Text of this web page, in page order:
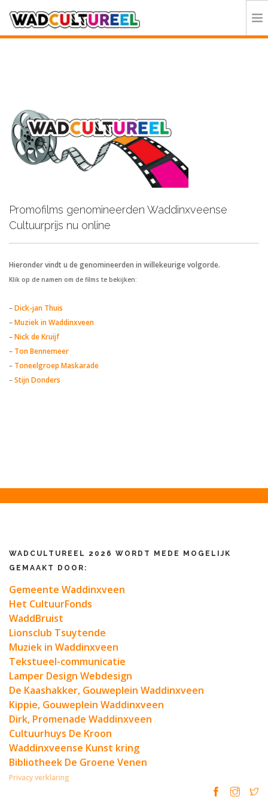
DOE MEE
CONTACT
ORGANISATIE
Promofilms genomineerden Waddinxveense
Cultuurprijs nu online
Hieronder vindt u de genomineerden in willekeurige volgorde.
Klik op de namen om de films te bekijken:
–Dick-jan Thuis
–Muziek in Waddinxveen
–Nick de Kruijf
– Ton Bennemeer
– Toneelgroep Maskarade
–Stijn Donders
WADCULTUREEL 2026 WORDT MEDE MOGELIJK
GEMAAKT DOOR:
Gemeente Waddinxveen
Het CultuurFonds
WaddBruist
Lionsclub Tsuytende
Muziek in Waddinxveen
Tekstueel-communicatie
Lamper Design Webdesign
De Kaashakker, Gouweplein Waddinxveen
Kippie, Gouweplein Waddinxveen
Dirk, Promenade Waddinxveen
Cultuurhuys De Kroon
Waddinxveense Kunst kring
Bibliotheek De Groene Venen
Privacy verklaring